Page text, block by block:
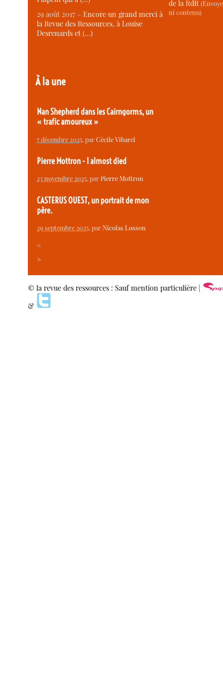
29 août 2017 –Encore un grand merci à
la Revue des Ressources, à Louise
Desrenards et (…)
À la une
Nan Shepherd dans les Cairngorms, un
« trafic amoureux »
7 décembre 2025, parCécile Vibarel
Pierre Mottron - I almost died
23 novembre 2025, parPierre Mottron
CASTERUS OUEST, un portrait de mon
père.
29 septembre 2025, parNicolas Losson
<
>
de la RdR
ni contenu)
© la revue des ressources : Sauf mention particulière |
&